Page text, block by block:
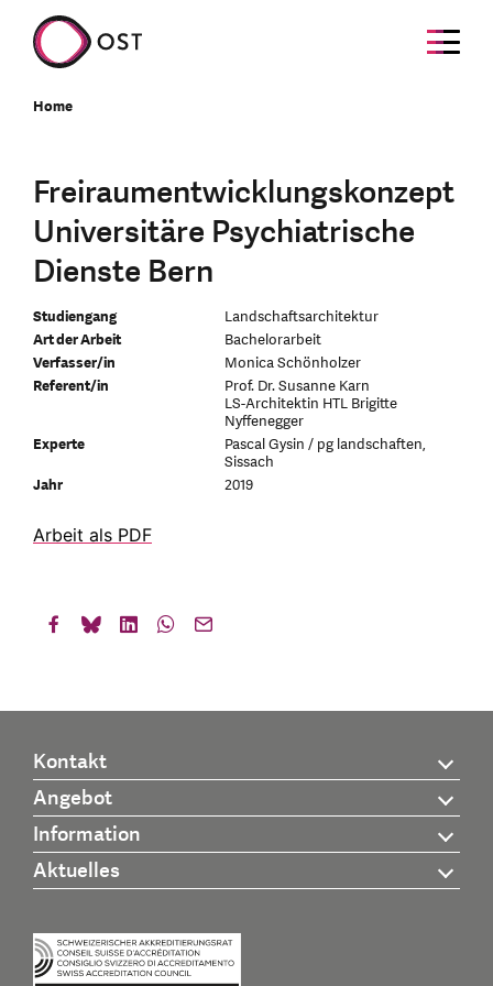
Home
Freiraumentwicklungskonzept
Universitäre Psychiatrische
Dienste Bern
Studiengang
Landschaftsarchitektur
Art der Arbeit
Bachelorarbeit
Verfasser/in
Monica Schönholzer
Referent/in
Prof. Dr. Susanne Karn
LS-Architektin HTL Brigitte
Nyffenegger
Experte
Pascal Gysin / pg landschaften,
Sissach
Jahr
2019
Arbeit als PDF
Kontakt
Angebot
Information
Aktuelles